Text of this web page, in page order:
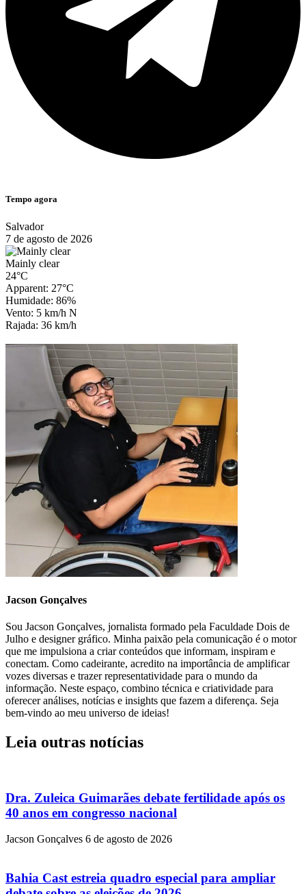
Tempo agora
Salvador
7 de agosto de 2026
Mainly clear
24°C
Apparent: 27°C
Humidade: 86%
Vento: 5 km/h N
Rajada: 36 km/h
Jacson Gonçalves
Sou Jacson Gonçalves, jornalista formado pela Faculdade Dois de
Julho e designer gráfico. Minha paixão pela comunicação é o motor
que me impulsiona a criar conteúdos que informam, inspiram e
conectam. Como cadeirante, acredito na importância de amplificar
vozes diversas e trazer representatividade para o mundo da
informação. Neste espaço, combino técnica e criatividade para
oferecer análises, notícias e insights que fazem a diferença. Seja
bem-vindo ao meu universo de ideias!
Leia outras notícias
Dra. Zuleica Guimarães debate fertilidade após os
40 anos em congresso nacional
Jacson Gonçalves 6 de agosto de 2026
Bahia Cast estreia quadro especial para ampliar